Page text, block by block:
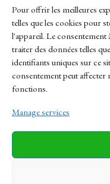
Pour offrir les meilleures
telles que les cookies pour
l'appareil. Le consentement
traiter des données telles
identifiants uniques sur ce
consentement peut affecter
fonctions.
Manage services
Links
Contact
Sitemap
News
Business Tech